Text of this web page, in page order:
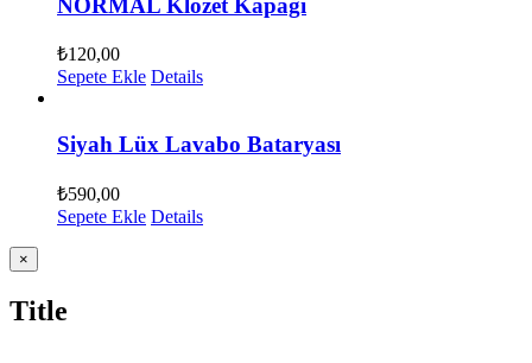
₺120,00
Sepete Ekle Details
Siyah Lüx Lavabo Bataryası
₺590,00
Sepete Ekle Details
Close
product
view
×
Title